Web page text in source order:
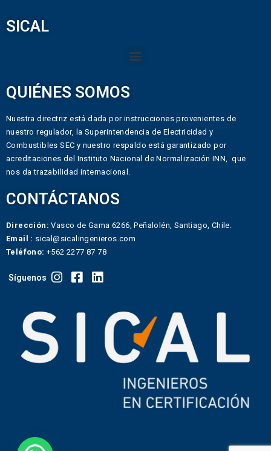
SICAL
QUIÉNES SOMOS
Nuestra directriz está dada por instrucciones provenientes de
nuestro regulador, la Superintendencia de Electricidad y
Combustibles SEC y nuestro respaldo está garantizado por
acreditaciones del Instituto Nacional de Normalización INN, que
nos da trazabilidad internacional.
CONTÁCTANOS
Dirección:Vasco de Gama 6266, Peñalolén, Santiago, Chile.
Email : sical@sicalingenieros.com
Teléfono: +562 2277 87 78
Síguenos